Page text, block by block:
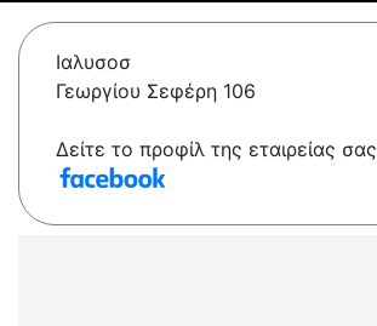
Ιαλυσοσ
Γεωργίου Σεφέρη 106
Δείτε το προφίλ της εταιρείας σας